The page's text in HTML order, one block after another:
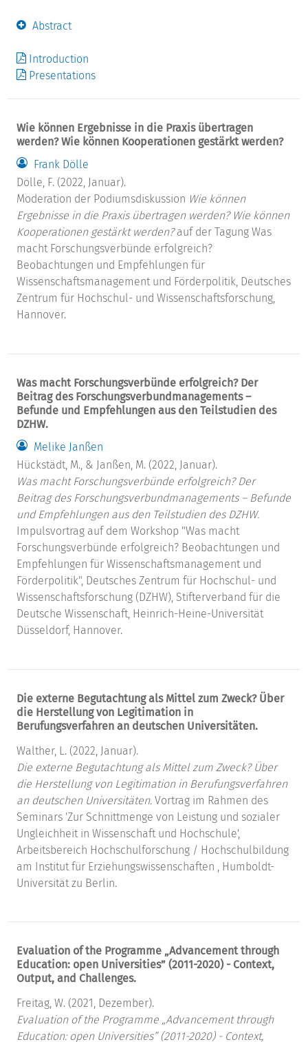
Abstract
Introduction
Presentations
Wie können Ergebnisse in die Praxis übertragen
werden? Wie können Kooperationen gestärkt werden?
Frank Dölle
Dölle, F. (2022, Januar).
Moderation der Podiumsdiskussion Wie können
Ergebnisse in die Praxis übertragen werden? Wie können
Kooperationen gestärkt werden?auf der Tagung Was
macht Forschungsverbünde erfolgreich?
Beobachtungen und Empfehlungen für
Wissenschaftsmanagement und Förderpolitik, Deutsches
Zentrum für Hochschul- und Wissenschaftsforschung,
Hannover.
Was macht Forschungsverbünde erfolgreich? Der
Beitrag des Forschungsverbundmanagements –
Befunde und Empfehlungen aus den Teilstudien des
DZHW.
Melike Janßen
Hückstädt, M., & Janßen, M. (2022, Januar).
Was macht Forschungsverbünde erfolgreich? Der
Beitrag des Forschungsverbundmanagements – Befunde
und Empfehlungen aus den Teilstudien des DZHW.
Impulsvortrag auf dem Workshop "Was macht
Forschungsverbünde erfolgreich? Beobachtungen und
Empfehlungen für Wissenschaftsmanagement und
Förderpolitik", Deutsches Zentrum für Hochschul- und
Wissenschaftsforschung (DZHW), Stifterverband für die
Deutsche Wissenschaft, Heinrich-Heine-Universität
Düsseldorf, Hannover.
Die externe Begutachtung als Mittel zum Zweck? Über
die Herstellung von Legitimation in
Berufungsverfahren an deutschen Universitäten.
Walther, L. (2022, Januar).
Die externe Begutachtung als Mittel zum Zweck? Über
die Herstellung von Legitimation in Berufungsverfahren
an deutschen Universitäten. Vortrag im Rahmen des
Seminars 'Zur Schnittmenge von Leistung und sozialer
Ungleichheit in Wissenschaft und Hochschule',
Arbeitsbereich Hochschulforschung / Hochschulbildung
am Institut für Erziehungswissenschaften , Humboldt-
Universität zu Berlin.
Evaluation of the Programme „Advancement through
Education: open Universities” (2011-2020) - Context,
Output, and Challenges.
Freitag, W. (2021, Dezember).
Evaluation of the Programme „Advancement through
Education: open Universities” (2011-2020) - Context,